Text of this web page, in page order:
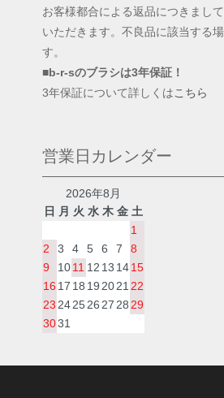
お客様都合による返品につきまし
いただきます。不良品に該当する
す。
■b-r-sのブラシは3年保証！
3年保証について詳しくはこちら
営業日カレンダー
2026年8月
日 月 火 水 木 金 土
1
2
3 4 5 6 7
8
9
1011 12 13 1415
16 17 18 19 2021 22
23 242526 27 28 29
3031